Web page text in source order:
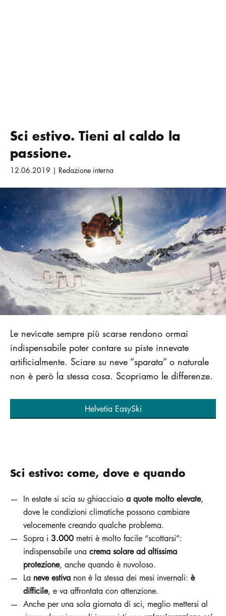
Sci estivo. Tieni al caldo la
passione.
12.06.2019 | Redazione interna
Le nevicate sempre più scarse rendono ormai
indispensabile poter contare su piste innevate
artificialmente. Sciare su neve “sparata” o naturale
non è però la stessa cosa. Scopriamo le differenze.
Helvetia EasySki
Sci estivo: come, dove e quando
In estate si scia su ghiacciaio a quote molto elevate,
dove le condizioni climatiche possono cambiare
velocemente creando qualche problema.
Sopra i 3.000 metri è molto facile “scottarsi”:
indispensabile una crema solare ad altissima
protezione, anche quando è nuvoloso.
La neve estiva non è la stessa dei mesi invernali: è
difficile, e va affrontata con attenzione.
Anche per una sola giornata di sci, meglio mettersi al